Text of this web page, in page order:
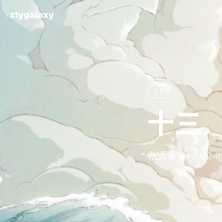
少年游
十三
张天宇 on 2022-
ztygalaxy